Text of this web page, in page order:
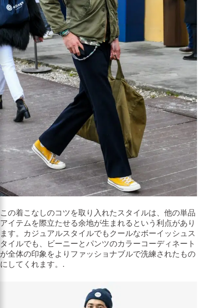
この着こなしのコツを取り入れたスタイルは、他の単品
アイテムを際立たせる余地が生まれるという利点があり
ます。カジュアルスタイルでもクールなボーイッシュス
タイルでも、ビーニーとパンツのカラーコーディネート
が全体の印象をよりファッショナブルで洗練されたもの
にしてくれます。.